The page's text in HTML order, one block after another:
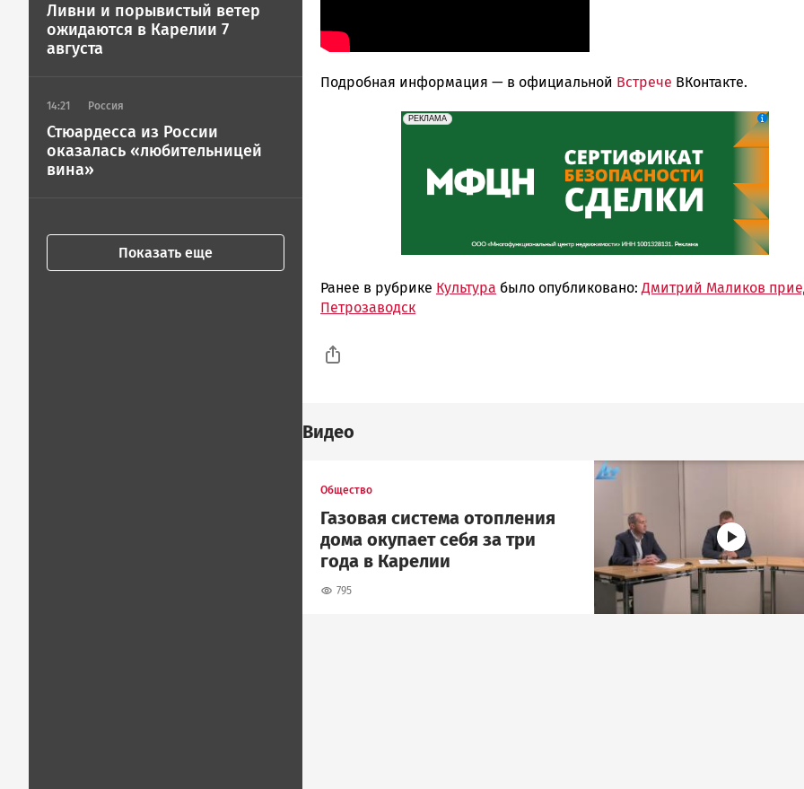
Ливни и порывистый ветер
ожидаются в Карелии 7
августа
14:21 Россия
Стюардесса из России
оказалась «любительницей
вина»
Показать еще
Подробная информация — в официальной Встрече ВКонтакте.
erid: 2SDnjeH4Mf4
РЕКЛАМА
Реклама
Ранее в рубрике Культура было опубликовано: Дмитрий Маликов
Петрозаводск
Видео
Общество
Газовая система отопления
дома окупает себя за три
года в Карелии
795
Image